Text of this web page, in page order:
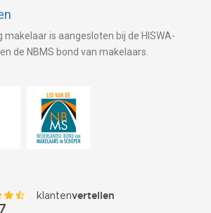
makelaar is aangesloten bij de HISWA-
de NBMS bond van makelaars.